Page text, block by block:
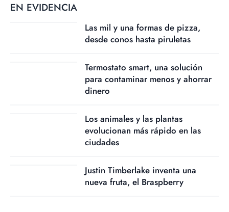
EN EVIDENCIA
Las mil y una formas de pizza,
desde conos hasta piruletas
Termostato smart, una solución
para contaminar menos y ahorrar
dinero
Los animales y las plantas
evolucionan más rápido en las
ciudades
Justin Timberlake inventa una
nueva fruta, el Braspberry